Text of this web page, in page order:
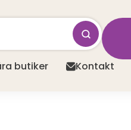
butiker Kontakt